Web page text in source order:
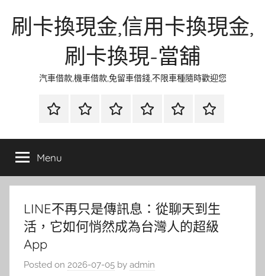
刷卡換現金,信用卡換現金,
刷卡換現-當舖
汽車借款,機車借款,免留車借錢,不限車種隨時歡迎您
首
當
金
網
資
流
時
環
清
聯
徵
Menu
LINE不再只是傳訊息：從聊天到生
活，它如何悄然成為台灣人的超級
App
Posted on 2026-07-05 by admin